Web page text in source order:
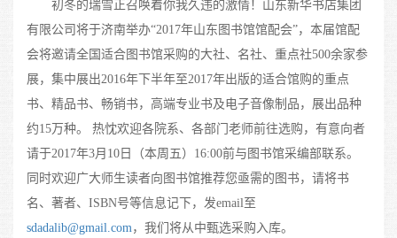
初冬的瑞雪正召唤着你我久违的激情！山东新华书店集团
有限公司将于济南举办“2017年山东图书馆馆配会”，本届馆配
会将邀请全国适合图书馆采购的大社、名社、重点社500余家参
展，集中展出2016年下半年至2017年出版的适合馆购的重点
书、精品书、畅销书，高端专业书及电子音像制品，展出品种
约15万种。
热忱欢迎各院系、各部门老师前往选购，有意向者
请于2017年3月 10 日（本周五） 16:00前与图书馆采编部联系。
同时欢迎广大师生读者向图书馆推荐您亟需的图书，请将书
名、著者、 ISBN号等信息记下，发email至
sdadalib@gmail.com，我们将从中甄选采购入库。